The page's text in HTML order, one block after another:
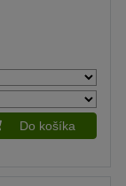
Do košíka